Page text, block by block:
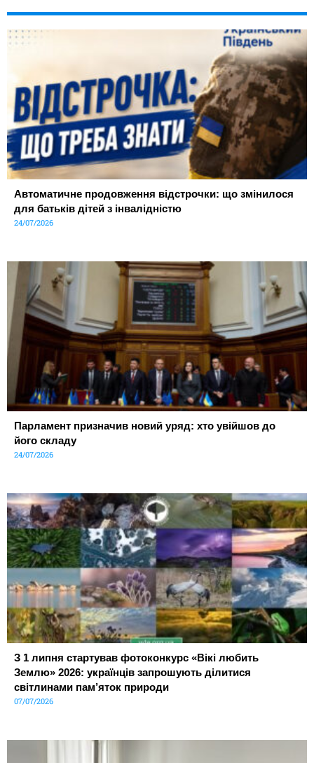
Автоматичне продовження відстрочки: що змінилося
для батьків дітей з інвалідністю
24/07/2026
Парламент призначив новий уряд: хто увійшов до
його складу
24/07/2026
З 1 липня стартував фотоконкурс «Вікі любить
Землю» 2026: українців запрошують ділитися
світлинами пам’яток природи
07/07/2026